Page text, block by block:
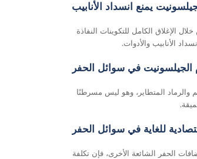
يمنع انسداد الأنابيب
الإغلاق الكامل للتكوينات النفاذة
الأنابيب والأدوات.
الجيلسونيت في سوائل الحفر
والرماد المتطاير، وهو ليس مسرطنًا
للغاية في سوائل الحفر
الحفر الشائعة الأخرى، فإن تكلفة